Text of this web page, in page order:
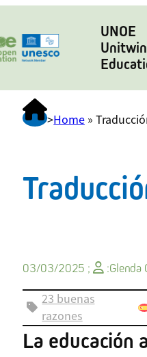
UNOE
>Home»
03/03/2025 ; :Glenda
23 buenas
razones
La educación